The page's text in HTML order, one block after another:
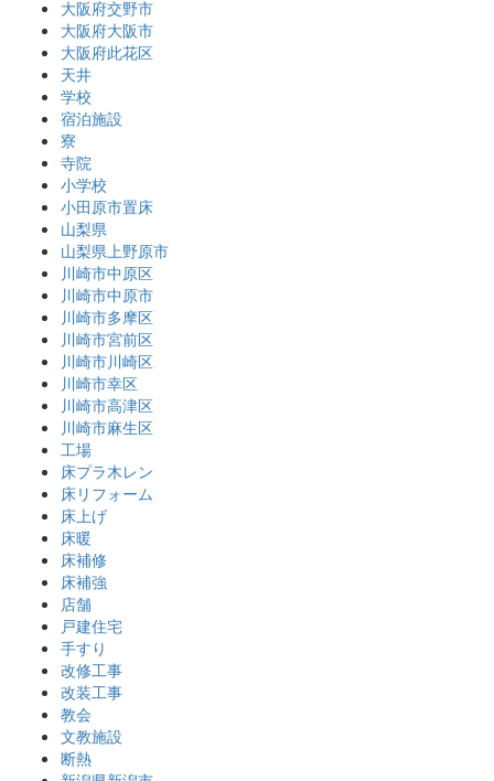
大阪府交野市
大阪府大阪市
大阪府此花区
天井
学校
宿泊施設
寮
寺院
小学校
小田原市置床
山梨県
山梨県上野原市
川崎市中原区
川崎市中原市
川崎市多摩区
川崎市宮前区
川崎市川崎区
川崎市幸区
川崎市高津区
川崎市麻生区
工場
床プラ木レン
床リフォーム
床上げ
床暖
床補修
床補強
店舗
戸建住宅
手すり
改修工事
改装工事
教会
文教施設
断熱